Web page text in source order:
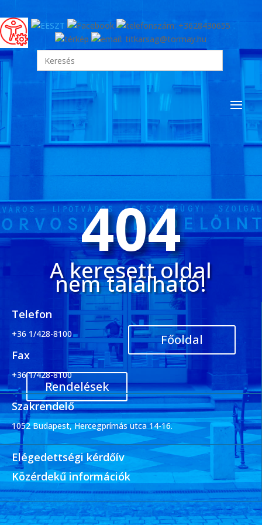
Search
for:
404
A keresett oldal
nem található!
Főoldal
Rendelések
Telefon
+36 1/428-8100
Fax
+36 1/428-8100
Szakrendelő
1052 Budapest, Hercegprímás utca 14-16.
Elégedettségi kérdőív
Közérdekű információk